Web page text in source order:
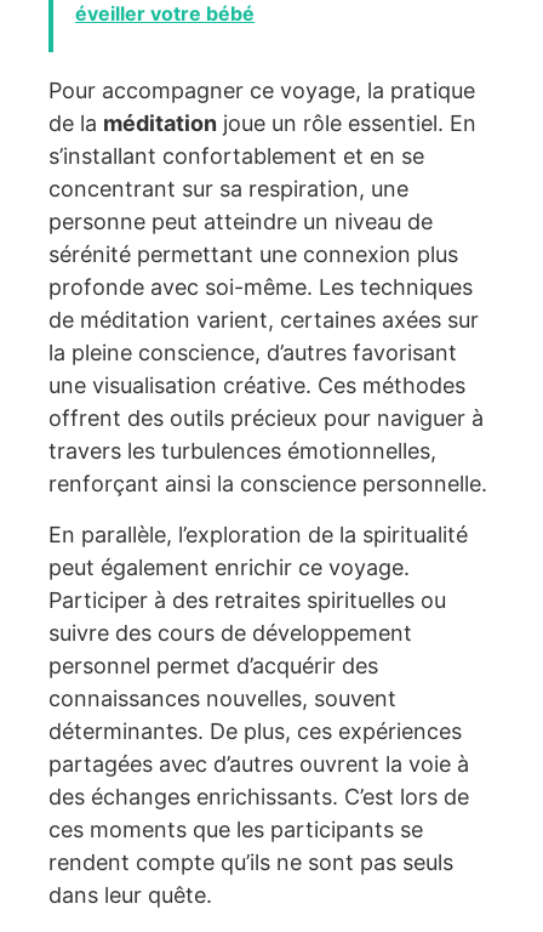
éveiller votre bébé
Pour accompagner ce voyage, la pratique
de la méditation joue un rôle essentiel. En
s’installant confortablement et en se
concentrant sur sa respiration, une
personne peut atteindre un niveau de
sérénité permettant une connexion plus
profonde avec soi-même. Les techniques
de méditation varient, certaines axées sur
la pleine conscience, d’autres favorisant
une visualisation créative. Ces méthodes
offrent des outils précieux pour naviguer à
travers les turbulences émotionnelles,
renforçant ainsi la conscience personnelle.
En parallèle, l’exploration de la spiritualité
peut également enrichir ce voyage.
Participer à des retraites spirituelles ou
suivre des cours de développement
personnel permet d’acquérir des
connaissances nouvelles, souvent
déterminantes. De plus, ces expériences
partagées avec d’autres ouvrent la voie à
des échanges enrichissants. C’est lors de
ces moments que les participants se
rendent compte qu’ils ne sont pas seuls
dans leur quête.